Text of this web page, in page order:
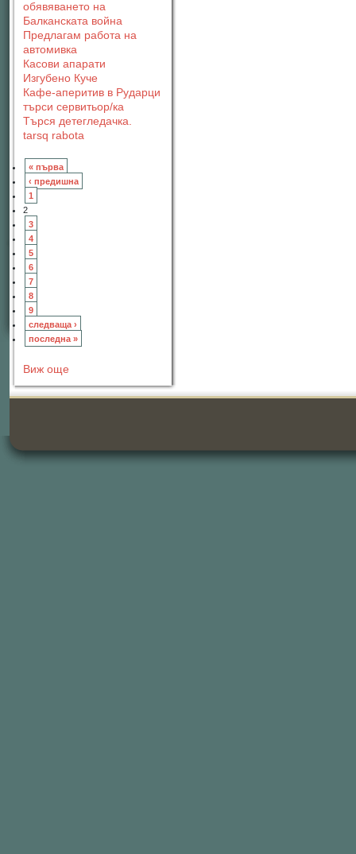
обявяването на
Балканската война
Предлагам работа на
автомивка
Касови апарати
Изгубено Куче
Кафе-аперитив в Рударци
търси сервитьор/ка
Търся детегледачка.
tarsq rabota
« първа
‹ предишна
1
2
3
4
5
6
7
8
9
следваща ›
последна »
Виж още